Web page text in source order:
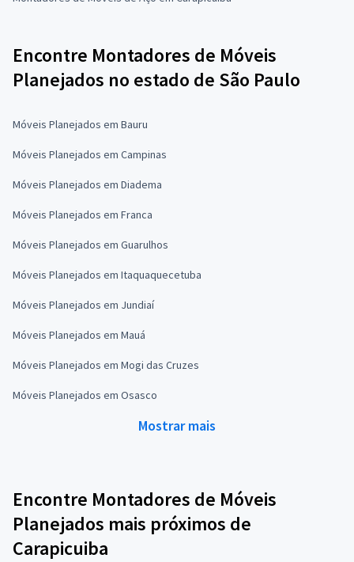
Encontre Montadores de Móveis
Planejados no estado de São Paulo
Móveis Planejados em Bauru
Móveis Planejados em Campinas
Móveis Planejados em Diadema
Móveis Planejados em Franca
Móveis Planejados em Guarulhos
Móveis Planejados em Itaquaquecetuba
Móveis Planejados em Jundiaí
Móveis Planejados em Mauá
Móveis Planejados em Mogi das Cruzes
Móveis Planejados em Osasco
Mostrar mais
Encontre Montadores de Móveis
Planejados mais próximos de
Carapicuiba